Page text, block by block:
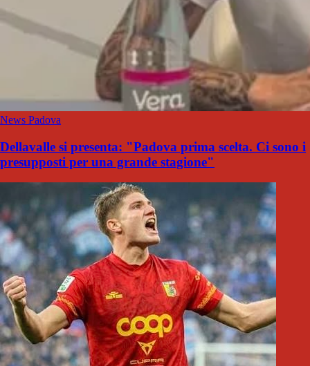
News Padova
Dellavalle si presenta: "Padova prima scelta. Ci sono i
presupposti per una grande stagione"